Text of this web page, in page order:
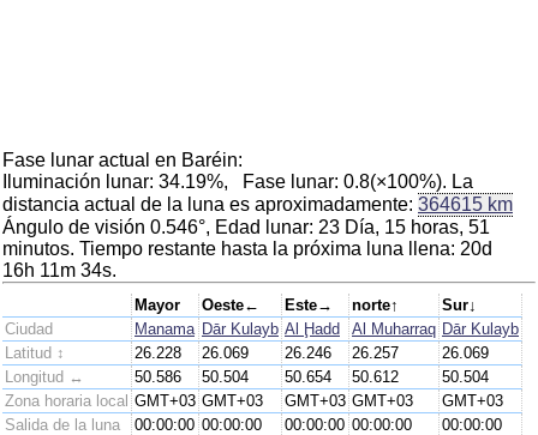
Fase lunar actual en Baréin:
Iluminación lunar: 34.19%, Fase lunar: 0.8(×100%). La
distancia actual de la luna es aproximadamente: 364615 km
Ángulo de visión 0.546°, Edad lunar: 23 Día, 15 horas, 51
minutos. Tiempo restante hasta la próxima luna llena: 20d
16h 11m 34s.
Mayor Oeste← Este→ norte↑
Sur↓
Ciudad
Manama Dār Kulayb Al Ḩadd Al Muharraq Dār Kulayb
Latitud ↕
26.228 26.069 26.246 26.257
26.069
Longitud ↔
50.586 50.504 50.654 50.612
50.504
Zona horaria local GMT+03 GMT+03 GMT+03 GMT+03
GMT+03
Salida de la luna
00:00:00 00:00:00 00:00:00 00:00:00
00:00:00